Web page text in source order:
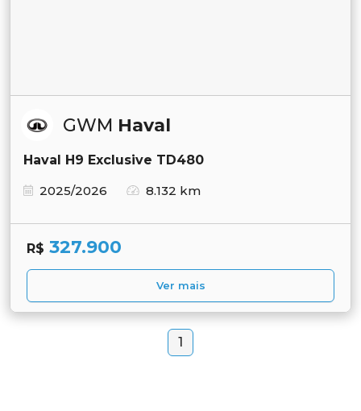
GWM Haval
Haval H9 Exclusive TD480
2025/2026
8.132 km
R$ 327.900
Ver mais
1